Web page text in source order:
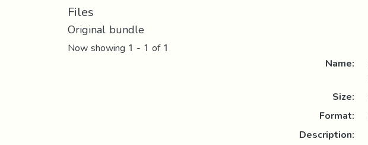
Files
Original bundle
Now showing 1 - 1 of 1
Name:
Size:
Format:
Description: